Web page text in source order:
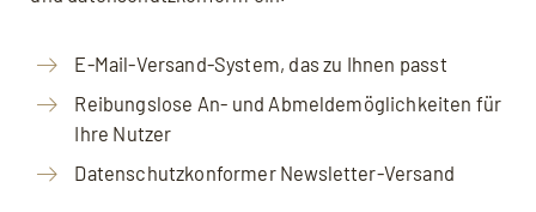
E-Mail-Versand-System, das zu Ihnen passt
Reibungslose An- und Abmeldemöglichkeiten für
Ihre Nutzer
Datenschutzkonformer Newsletter-Versand